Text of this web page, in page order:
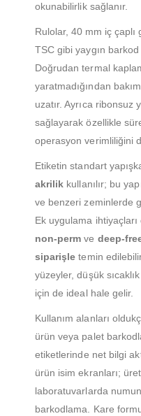
okunabilirlik sağlanır.
Rulolar, 40 mm iç
TSC gibi yaygın barkod
Doğrudan termal
yaratmadığından
uzatır. Ayrıca
sağlayarak özellikle
operasyon verimliliğini
Etiketin standart
akrilik kullanılır; bu
ve benzeri zeminlerde
Ek uygulama ihtiyaçları
non‑perm ve
siparişle temin
yüzeyler, düşük
için de ideal hale gelir.
Kullanım alanları
ürün veya palet
etiketlerinde net bilgi
ürün isim ekranları;
laboratuvarlarda
barkodlama. Kare